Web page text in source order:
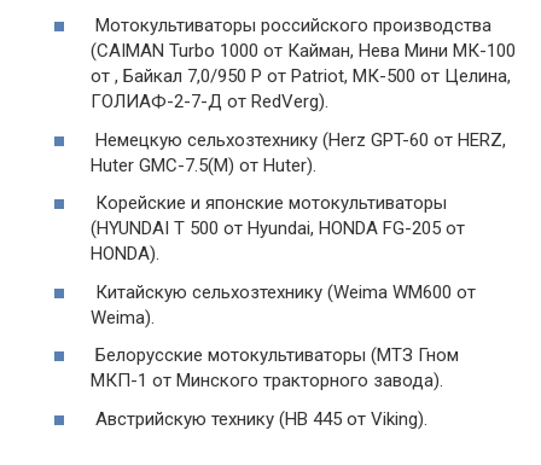
Мотокультиваторы российского производства
(CAIMAN Turbo 1000 от Кайман, Нева Мини МК-100
от , Байкал 7,0/950 Р от Patriot, МК-500 от Целина,
ГОЛИАФ-2-7-Д от RedVerg).
Немецкую сельхозтехнику (Herz GPT-60 от HERZ,
Huter GMC-7.5(М) от Huter).
Корейские и японские мотокультиваторы
(HYUNDAI T 500 от Hyundai, HONDA FG-205 от
HONDA).
Китайскую сельхозтехнику (Weima WM600 от
Weima).
Белорусские мотокультиваторы (МТЗ Гном
МКП-1 от Минского тракторного завода).
Австрийскую технику (HB 445 от Viking).